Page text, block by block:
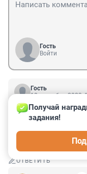
Гость
Войти
Гость
18 сентября 2023,
Бросить все и
родственников.
Родственник - это
ОТВЕТИТЬ
Получай
задания!